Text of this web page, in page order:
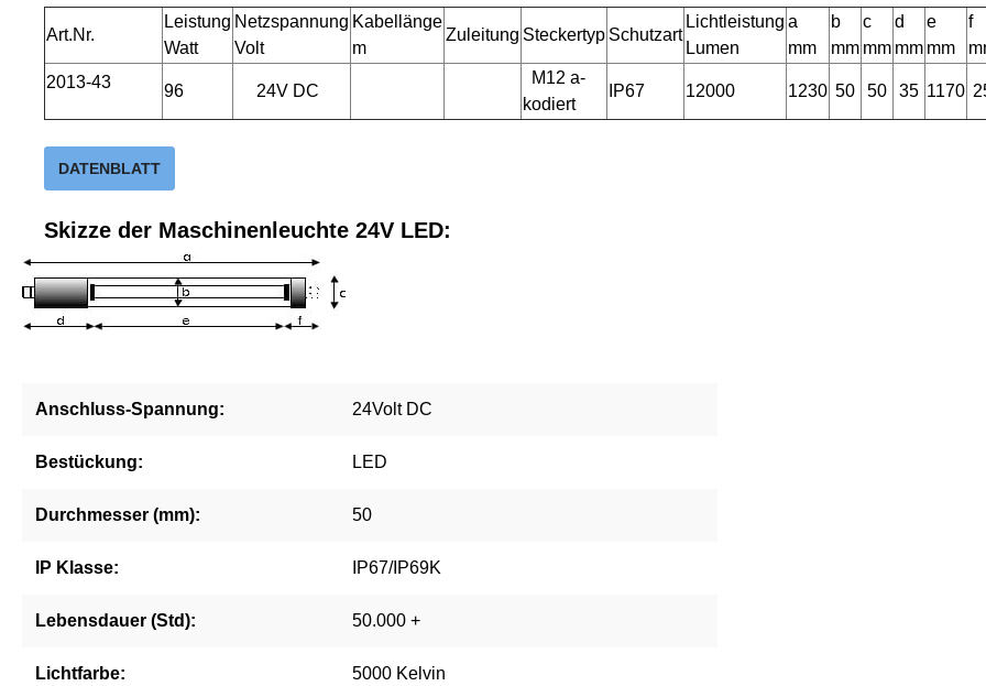
Art.Nr.
Leistung
Watt
Netzspannung
Volt
Kabellänge
m
Zuleitung Steckertyp Schutzart
Lichtleistung
Lumen
a
mm
b
mm
c
mm
d
mm
e
mm
f
2013-43
96 24V DC
M12 a-
kodiert
IP67 12000 1230 50 50 35 1170
DATENBLATT
Skizze der Maschinenleuchte 24V LED:
Anschluss-Spannung: 24Volt DC
Bestückung: LED
Durchmesser (mm): 50
IP Klasse: IP67/IP69K
Lebensdauer (Std): 50.000 +
Lichtfarbe: 5000 Kelvin